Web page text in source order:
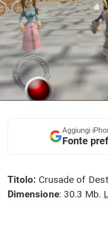
Aggiungi
Fonte
Titolo: Crusade of
Dimensione: 30.3 Mb.